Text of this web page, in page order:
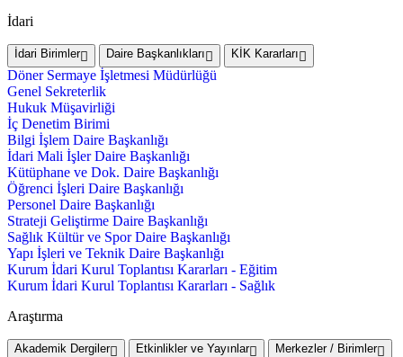
İdari
İdari Birimler Daire Başkanlıkları KİK Kararları
Döner Sermaye İşletmesi Müdürlüğü
Genel Sekreterlik
Hukuk Müşavirliği
İç Denetim Birimi
Bilgi İşlem Daire Başkanlığı
İdari Mali İşler Daire Başkanlığı
Kütüphane ve Dok. Daire Başkanlığı
Öğrenci İşleri Daire Başkanlığı
Personel Daire Başkanlığı
Strateji Geliştirme Daire Başkanlığı
Sağlık Kültür ve Spor Daire Başkanlığı
Yapı İşleri ve Teknik Daire Başkanlığı
Kurum İdari Kurul Toplantısı Kararları - Eğitim
Kurum İdari Kurul Toplantısı Kararları - Sağlık
Araştırma
Akademik Dergiler Etkinlikler ve Yayınlar
Merkezler / Birimler